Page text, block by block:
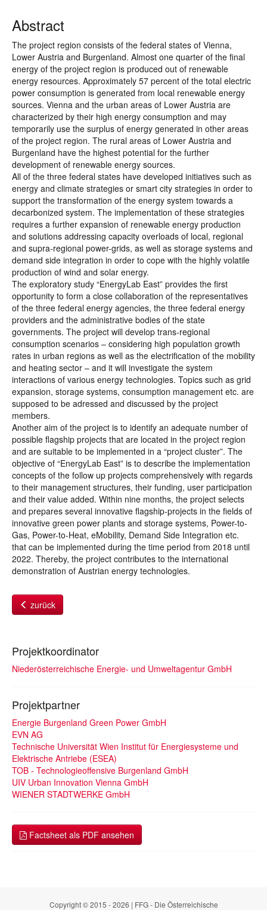
Abstract
The project region consists of the federal states of Vienna,
Lower Austria and Burgenland. Almost one quarter of the final
energy of the project region is produced out of renewable
energy resources. Approximately 57 percent of the total electric
power consumption is generated from local renewable energy
sources. Vienna and the urban areas of Lower Austria are
characterized by their high energy consumption and may
temporarily use the surplus of energy generated in other areas
of the project region. The rural areas of Lower Austria and
Burgenland have the highest potential for the further
development of renewable energy sources.
All of the three federal states have developed initiatives such as
energy and climate strategies or smart city strategies in order to
support the transformation of the energy system towards a
decarbonized system. The implementation of these strategies
requires a further expansion of renewable energy production
and solutions addressing capacity overloads of local, regional
and supra-regional power-grids, as well as storage systems and
demand side integration in order to cope with the highly volatile
production of wind and solar energy.
The exploratory study “EnergyLab East” provides the first
opportunity to form a close collaboration of the representatives
of the three federal energy agencies, the three federal energy
providers and the administrative bodies of the state
governments. The project will develop trans-regional
consumption scenarios – considering high population growth
rates in urban regions as well as the electrification of the mobility
and heating sector – and it will investigate the system
interactions of various energy technologies. Topics such as grid
expansion, storage systems, consumption management etc. are
supposed to be adressed and discussed by the project
members.
Another aim of the project is to identify an adequate number of
possible flagship projects that are located in the project region
and are suitable to be implemented in a “project cluster”. The
objective of “EnergyLab East” is to describe the implementation
concepts of the follow up projects comprehensively with regards
to their management structures, their funding, user participation
and their value added. Within nine months, the project selects
and prepares several innovative flagship-projects in the fields of
innovative green power plants and storage systems, Power-to-
Gas, Power-to-Heat, eMobility, Demand Side Integration etc.
that can be implemented during the time period from 2018 until
2022. Thereby, the project contributes to the international
demonstration of Austrian energy technologies.
zurück
Projektkoordinator
Niederösterreichische Energie- und Umweltagentur GmbH
Projektpartner
Energie Burgenland Green Power GmbH
EVN AG
Technische Universität Wien Institut für Energiesysteme und
Elektrische Antriebe (ESEA)
TOB - Technologieoffensive Burgenland GmbH
UIV Urban Innovation Vienna GmbH
WIENER STADTWERKE GmbH
Factsheet als PDF ansehen
Copyright © 2015 - 2026 | FFG - Die Österreichische